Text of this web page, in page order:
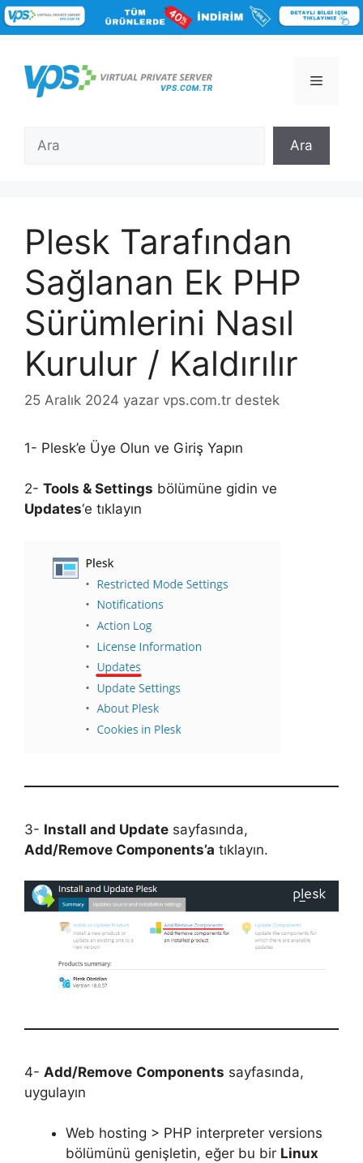
İçeriğe
atla
Menü
Ara
Plesk Tarafından
Sağlanan Ek PHP
Sürümlerini Nasıl
Kurulur / Kaldırılır
25 Aralık 2024 yazar vps.com.tr destek
1- Plesk’e Üye Olun ve Giriş Yapın
2- Tools & Settings bölümüne gidin ve
Updates‘e tıklayın
3- Install and Update sayfasında,
Add/Remove Components’a tıklayın.
4- Add/Remove Components sayfasında,
uygulayın
Web hosting > PHP interpreter versions
bölümünü genişletin, eğer bu bir Linux